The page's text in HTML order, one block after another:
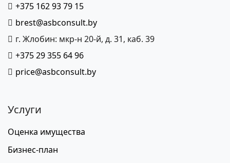
+375 162 93 79 15
brest@asbconsult.by
г. Жлобин: мкр-н 20-й, д. 31, каб. 39
+375 29 355 64 96
price@asbconsult.by
Услуги
Оценка имущества
Бизнес-план